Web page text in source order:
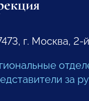
г. Москва,
за